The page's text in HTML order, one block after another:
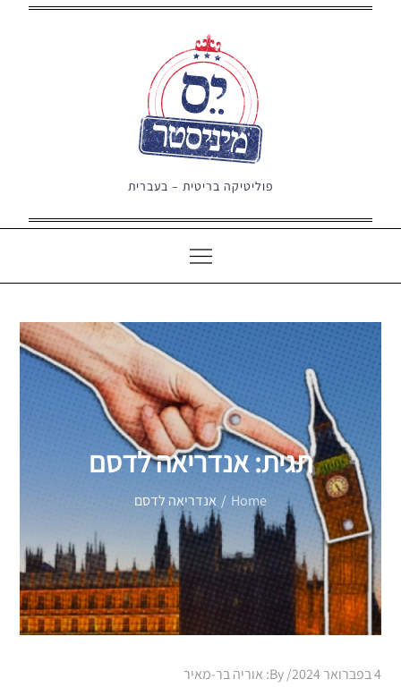
פוליטיקה בריטית – בעברית
תגית:אנדריאה לדסם
Home אנדריאה לדסם
Posted
4 בפברואר 2024 By: אוריה בר-מאיר